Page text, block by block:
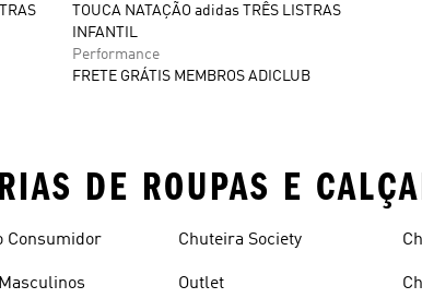
TOUCA NATAÇÃO adidas TRÊS LISTRAS
INFANTIL
Performance
FRETE GRÁTIS MEMBROS ADICLUB
DE ROUPAS E
Consumidor Chuteira Society
Outlet